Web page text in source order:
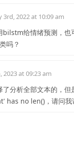
3rd, 2022 at 10:09 am
bilstm给情绪预测，也
吗？
2023 at 09:23 am
了分析全部文本的，
has no len()，请问我